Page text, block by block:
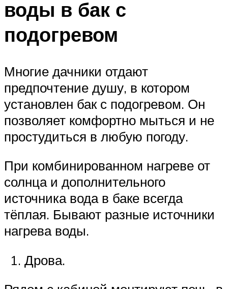
воды в бак с
подогревом
Многие дачники отдают
предпочтение душу, в котором
установлен бак с подогревом. Он
позволяет комфортно мыться и не
простудиться в любую погоду.
При комбинированном нагреве от
солнца и дополнительного
источника вода в баке всегда
тёплая. Бывают разные источники
нагрева воды.
Дрова.